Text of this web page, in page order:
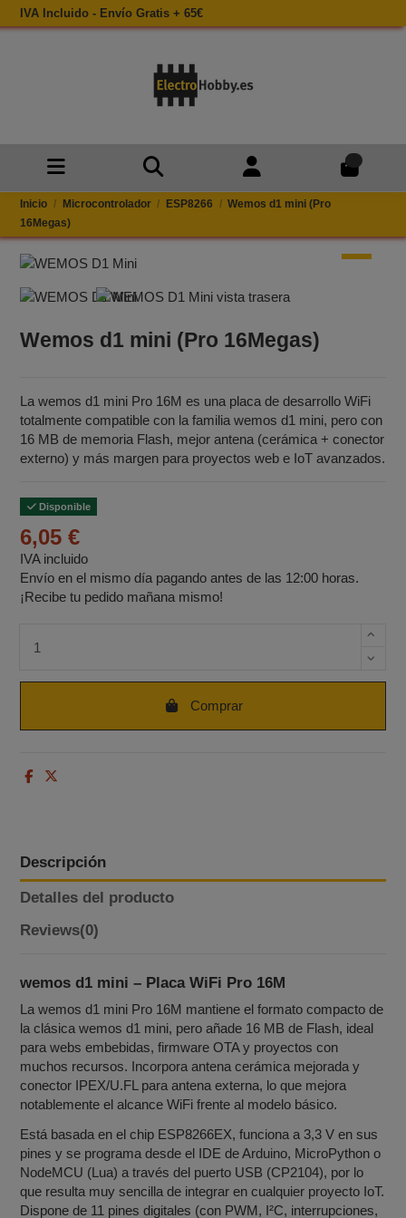
IVA Incluido - Envío Gratis + 65€
Inicio Microcontrolador ESP8266
Wemos d1 mini (Pro
16Megas)
Wemos d1 mini (Pro 16Megas)
La wemos d1 mini Pro 16M es una placa de desarrollo WiFi
totalmente compatible con la familia wemos d1 mini, pero con
16 MB de memoria Flash, mejor antena (cerámica + conector
externo) y más margen para proyectos web e IoT avanzados.
Disponible
6,05 €
IVA incluido
Envío en el mismo día pagando antes de las 12:00 horas.
¡Recibe tu pedido mañana mismo!
Comprar
Descripción
Detalles del producto
Reviews(0)
wemos d1 mini – Placa WiFi Pro 16M
La wemos d1 mini Pro 16M mantiene el formato compacto de
la clásica wemos d1 mini, pero añade 16 MB de Flash, ideal
para webs embebidas, firmware OTA y proyectos con
muchos recursos. Incorpora antena cerámica mejorada y
conector IPEX/U.FL para antena externa, lo que mejora
notablemente el alcance WiFi frente al modelo básico.
Está basada en el chip ESP8266EX, funciona a 3,3 V en sus
pines y se programa desde el IDE de Arduino, MicroPython o
NodeMCU (Lua) a través del puerto USB (CP2104), por lo
que resulta muy sencilla de integrar en cualquier proyecto IoT.
Dispone de 11 pines digitales (con PWM, I²C, interrupciones,